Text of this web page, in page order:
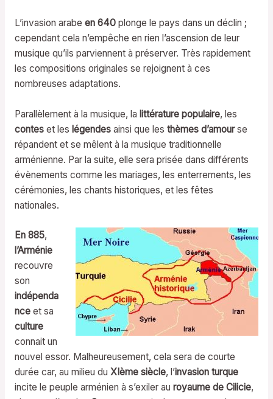
L’invasion arabe en 640plonge le pays dans un déclin ;
cependant cela n’empêche en rien l’ascension de leur
musique qu’ils parviennent à préserver. Très rapidement
les compositions originales se rejoignent à ces
nombreuses adaptations.
Parallèlement à la musique, la littérature populaire, les
conteset les légendesainsi que les thèmes d’amourse
répandent et se mêlent à la musique traditionnelle
arménienne. Par la suite, elle sera prisée dans différents
évènements comme les mariages, les enterrements, les
cérémonies, les chants historiques, et les fêtes
nationales.
En 885,
l’Arménie
recouvre
son
indépenda
nceet sa
culture
connait un
nouvel essor. Malheureusement, cela sera de courte
durée car, au milieu du XIème siècle, l’invasion turque
incite le peuple arménien à s’exiler au royaume de Cilicie,